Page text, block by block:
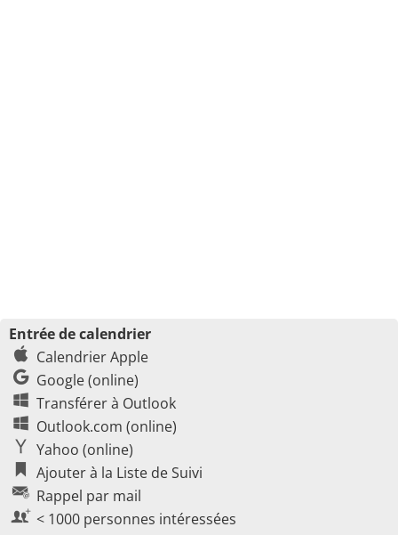
Entrée de calendrier
Calendrier Apple
Google (online)
Transférer à Outlook
Outlook.com (online)
Yahoo (online)
Ajouter à la Liste de Suivi
Rappel par mail
< 1000 personnes intéressées